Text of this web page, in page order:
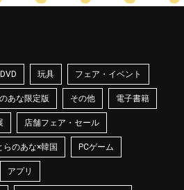
玩具 フェア・イベント
あな限定版 その他 電子書籍
店舗フェア・セール
らのあな×韓国 PCゲーム
アプリ